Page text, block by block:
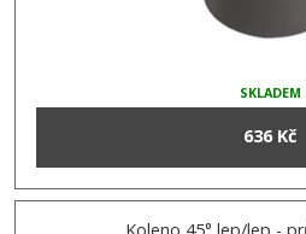
SKLADEM
636 Kč